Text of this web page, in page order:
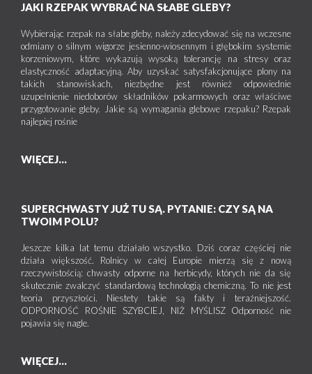
JAKI RZEPAK WYBRAĆ NA SŁABE GLEBY?
Wybierając rzepak na słabe gleby, należy zdecydować się na wczesne
odmiany o silnym wigorze jesienno-wiosennym i głębokim systemie
korzeniowym, które wykazują wysoką tolerancję na stresy oraz
elastyczność adaptacyjną. Aby uzyskać satysfakcjonujące plony na
takich stanowiskach, niezbędne jest również odpowiednie
uzupełnienie niedoborów składników pokarmowych oraz właściwe
przygotowanie gleby. Jakie są wymagania glebowe rzepaku? Rzepak
najlepiej rośnie
WIĘCEJ...
SUPERCHWASTY JUŻ TU SĄ. PYTANIE: CZY SĄ NA
TWOIM POLU?
Jeszcze kilka lat temu działało wszystko. Dziś coraz częściej nie
działa większość. Rolnicy w całej Europie mierzą się z nową
rzeczywistością: chwasty odporne na herbicydy, których nie da się
skutecznie zwalczyć standardową technologią chemiczną. To nie jest
teoria przyszłości. Niestety takie są fakty i teraźniejszość.
ODPORNOŚĆ ROŚNIE SZYBCIEJ, NIŻ MYŚLISZ Odporność nie
pojawia się nagle.
WIĘCEJ...